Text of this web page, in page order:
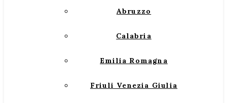
Abruzzo
Calabria
Emilia Romagna
Friuli Venezia Giulia